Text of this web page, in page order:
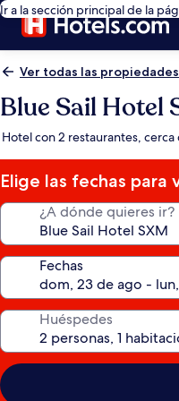
Ir a la sección principal de la
Ver todas las propiedades
Blue Sail Hotel
Hotel con 2 restaurantes, cerca
Elige las fechas para
¿A dónde quieres ir?
Fechas
Huéspedes